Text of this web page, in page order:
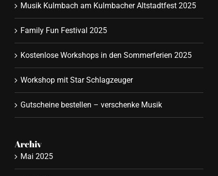
Musik Kulmbach am Kulmbacher Altstadtfest 2025
Family Fun Festival 2025
Kostenlose Workshops in den Sommerferien 2025
Workshop mit Star Schlagzeuger
Gutscheine bestellen – verschenke Musik
Archiv
Mai 2025